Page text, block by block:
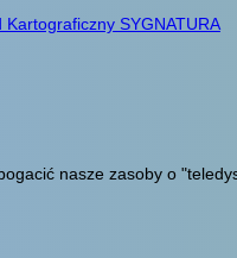
nasze zasoby o